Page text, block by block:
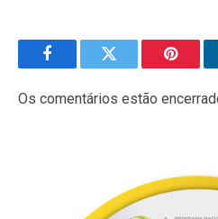
FacebookTwitter
Os comentários estão